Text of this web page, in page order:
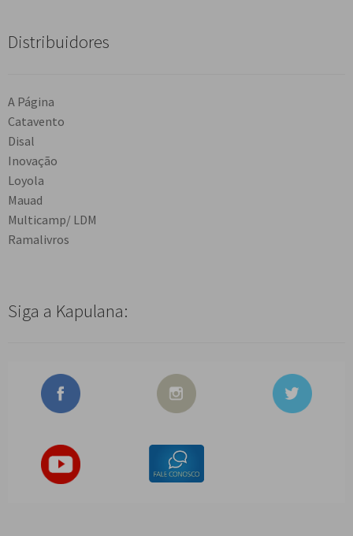
Distribuidores
A Página
Catavento
Disal
Inovação
Loyola
Mauad
Multicamp/ LDM
Ramalivros
Siga a Kapulana: